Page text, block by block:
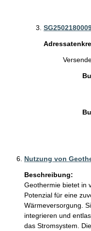
Nutzung von
Beschreibung:
Geothermie bietet in
Potenzial für eine
Wärmeversorgung.
integrieren und
das Stromsystem.